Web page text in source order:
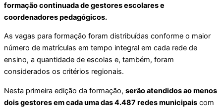
formação continuada de gestores escolares e
coordenadores pedagógicos.
As vagas para formação foram distribuídas conforme o maior
número de matrículas em tempo integral em cada rede de
ensino, a quantidade de escolas e, também, foram
considerados os critérios regionais.
Nesta primeira edição da formação, serão atendidos ao menos
dois gestores em cada uma das 4.487 redes municipais com